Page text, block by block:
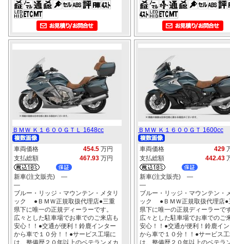
ＢＭＷ Ｋ１６００ＧＴＬ 1648cc
車両価格 454.5 万円
支払総額
467.93 万円
新車(注文販売) ―
―
ブルー・リッジ・マウンテン・メタリ
ック ●ＢＭＷ正規取扱代理店●三重
県下に唯一の正規ディーラーです。
広々とした駐車場でお車でのご来店も
安心！！●交通が便利！鈴鹿インター
から車で１０分！！●サービス工場に
は、整備歴２０年以上のベテランメカ
ＢＭＷ Ｋ１６００ＧＴ 1600cc
車両価格 429
支払総額
442.43
新車(注文販売) ―
―
ブルー・リッジ・マウンテン・
ック ●ＢＭＷ正規取扱代理店●
県下に唯一の正規ディーラーで
広々とした駐車場でお車でのご
安心！！●交通が便利！鈴鹿イ
から車で１０分！！●サービス
は、整備歴２０年以上のベテラ